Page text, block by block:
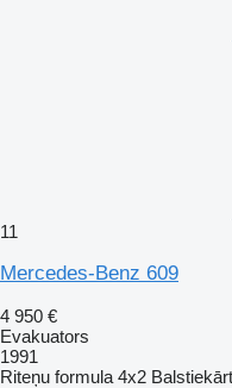
11
Mercedes-Benz 609
4 950 €
Evakuators
1991
Riteņu formula 4x2